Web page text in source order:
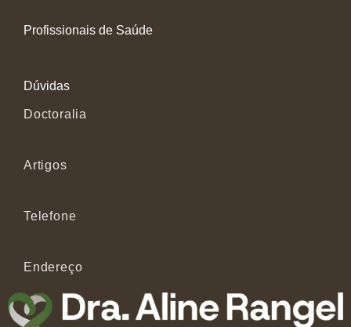
Profissionais de Saúde
Dúvidas
Doctoralia
Artigos
Telefone
Endereço